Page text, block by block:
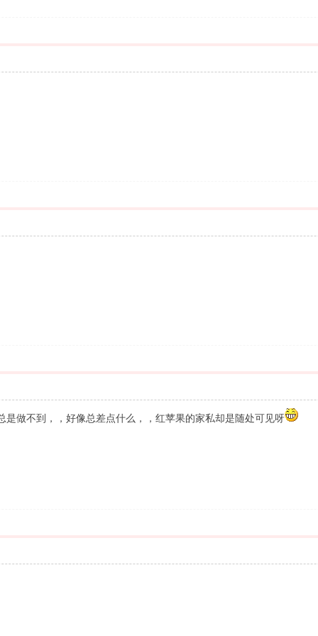
是做不到，，好像总差点什么，，红苹果的家私却是随处可见呀